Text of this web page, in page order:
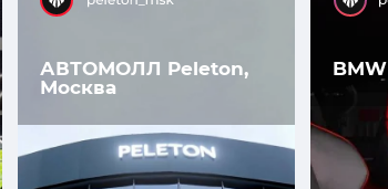
АВТОМОЛЛ Peleton,
Москва